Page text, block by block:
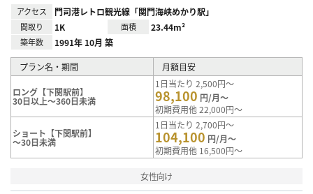
アクセス 門司港レトロ観光線「関門海峡めかり駅」
間取り 1K 面積 23.44m²
築年数 1991年 10月 築
プラン名・期間 月額目安
ロング【下関駅前】
30日以上～360日未満
1日当たり 2,500円～
98,100 円/月～
初期費用他 22,000円～
ショート【下関駅前】
～30日未満
1日当たり 2,700円～
104,100 円/月～
初期費用他 16,500円～
女性向け